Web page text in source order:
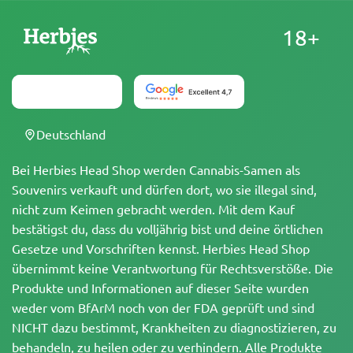
Bei Herbies Head Shop werden Cannabis-Samen als
Souvenirs verkauft und dürfen dort, wo sie illegal sind,
nicht zum Keimen gebracht werden. Mit dem Kauf
bestätigst du, dass du volljährig bist und deine örtlichen
Gesetze und Vorschriften kennst. Herbies Head Shop
übernimmt keine Verantwortung für Rechtsverstöße. Die
Produkte und Informationen auf dieser Seite wurden
weder vom BfArM noch von der FDA geprüft und sind
NICHT dazu bestimmt, Krankheiten zu diagnostizieren, zu
behandeln, zu heilen oder zu verhindern. Alle Produkte
18+
Deutschland